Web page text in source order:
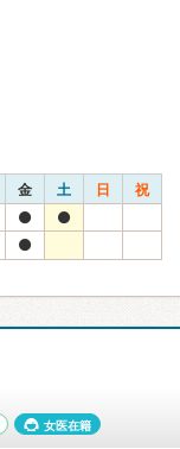
金 土 日 祝
女医在籍